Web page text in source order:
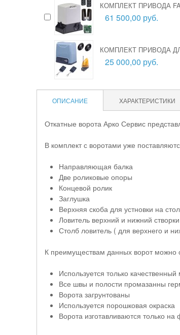
КОМПЛЕКТ ПРИВОДА
61 500,00 руб.
КОМПЛЕКТ ПРИВОДА
25 000,00 руб.
ОПИСАНИЕ ХАРАКТЕРИСТИКИ
Откатные ворота Арко Сервис
В комплект с воротами уже
Направляющая балка
Две роликовые опоры
Концевой ролик
Заглушка
Верхняя скоба для устновки на
Ловитель верхний и нижний
Столб ловитель ( для верхнего и
К преимуществам данных ворот можно
Используется только
Все швы и полости промазанны
Ворота загрунтованы
Используется порошковая окраска
Ворота изготавливаются только